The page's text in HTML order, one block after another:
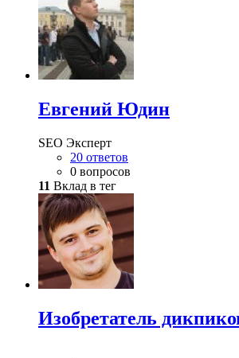
Евгений Юдин
SEO Эксперт
20 ответов
0 вопросов
11 Вклад в тег
Изобретатель